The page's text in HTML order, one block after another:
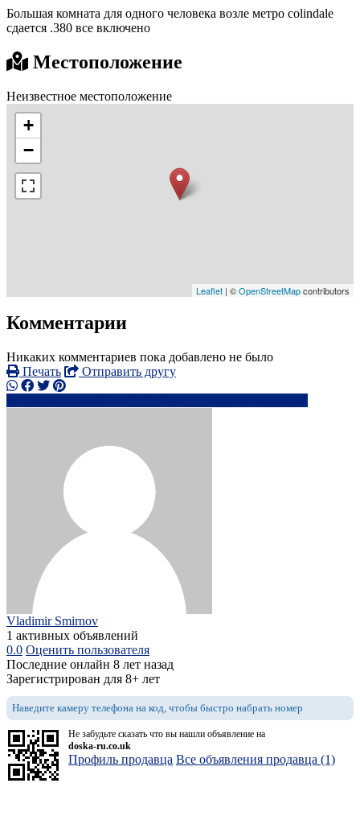
Большая комната для одного человека возле метро colindale
сдается .380 все включено
Местоположение
Неизвестное местоположение
+
−
Leaflet | ©OpenStreetMapcontributors
Комментарии
Никаких комментариев пока добавлено не было
Печать
Отправить другу
Vladimir Smirnov
1 активных объявлений
0.0 Оценить пользователя
Последние онлайн 8 лет назад
Зарегистрирован для 8+ лет
Наведите камеру телефона на код, чтобы быстро набрать номер
Не забудьте сказать что вы нашли объявление на
doska-ru.co.uk
Профиль продавца Все объявления продавца (1)